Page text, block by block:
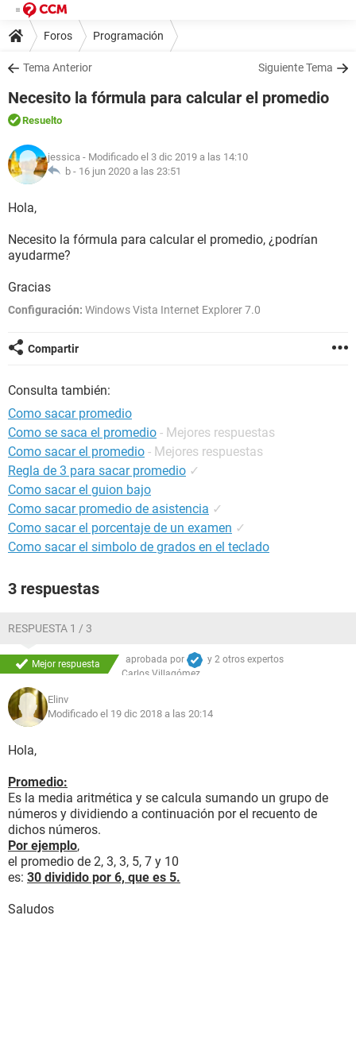
Foros Programación
Tema Anterior Siguiente Tema
Necesito la fórmula para calcular el promedio
Resuelto
jessica - Modificado el 3 dic 2019 a las 14:10
b - 16 jun 2020 a las 23:51
Hola,
Necesito la fórmula para calcular el promedio, ¿podrían
ayudarme?
Gracias
Configuración: Windows Vista Internet Explorer 7.0
Compartir
Consulta también:
Como sacar promedio
Como se saca el promedio - Mejores respuestas
Como sacar el promedio - Mejores respuestas
Regla de 3 para sacar promedio ✓
Como sacar el guion bajo
Como sacar promedio de asistencia ✓
Como sacar el porcentaje de un examen ✓
Como sacar el simbolo de grados en el teclado
3 respuestas
RESPUESTA 1 / 3
Mejor respuesta
aprobada por
Carlos Villagómez
y 2 otros expertos
Elinv
Modificado el 19 dic 2018 a las 20:14
Hola,
Promedio:
Es la media aritmética y se calcula sumando un grupo de
números y dividiendo a continuación por el recuento de
dichos números.
Por ejemplo,
el promedio de 2, 3, 3, 5, 7 y 10
es: 30 dividido por 6, que es 5.
Saludos